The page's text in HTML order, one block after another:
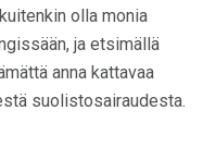
olla monia
ja etsimällä
anna kattavaa
suolistosairaudesta.